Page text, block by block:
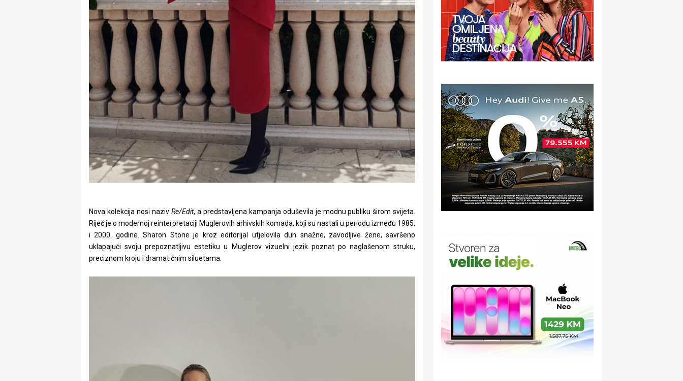
Nova kolekcija nosi naziv Re/Edit, a predstavljena kampanja oduševila je modnu publiku širom svijeta.
Riječ je o modernoj reinterpretaciji Muglerovih arhivskih komada, koji su nastali u periodu između 1985.
i 2000. godine. Sharon Stone je kroz editorijal utjelovila duh snažne, zavodljive žene, savršeno
uklapajući svoju prepoznatljivu estetiku u Muglerov vizuelni jezik poznat po naglašenom struku,
preciznom kroju i dramatičnim siluetama.